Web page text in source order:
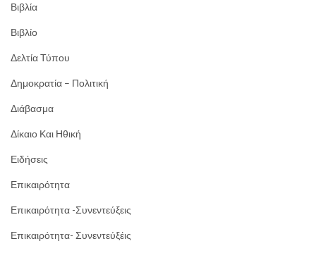
Βιβλία
Βιβλίο
Δελτία Τύπου
Δημοκρατία – Πολιτική
Διάβασμα
Δίκαιο Και Ηθική
Ειδήσεις
Επικαιρότητα
Επικαιρότητα -Συνεντεύξεις
Επικαιρότητα- Συνεντεύξέις